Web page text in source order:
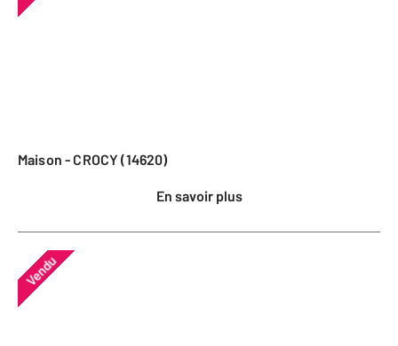
Maison - CROCY (14620)
En savoir plus
Vendu